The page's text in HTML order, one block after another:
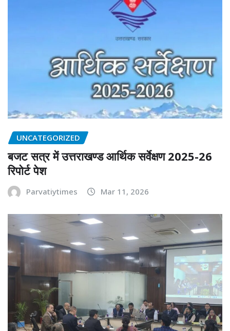
UNCATEGORIZED
बजट सत्र में उत्तराखण्ड आर्थिक सर्वेक्षण 2025-26
रिपोर्ट पेश
Parvatiytimes Mar 11, 2026